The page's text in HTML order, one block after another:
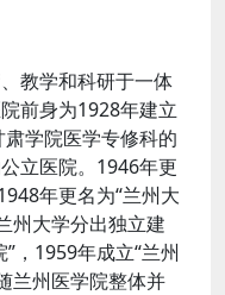
教学和科研于一体
前身为1928年建立
学院医学专修科的
立医院。1946年更
年更名为“兰州大
州大学分出独立建
，1959年成立“兰州
兰州医学院整体并